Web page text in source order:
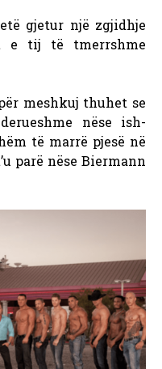
gjetur një zgjidhje
e tij të tmerrshme
meshkuj thuhet se
nëse ish-
të marrë pjesë në
parë nëse Biermann